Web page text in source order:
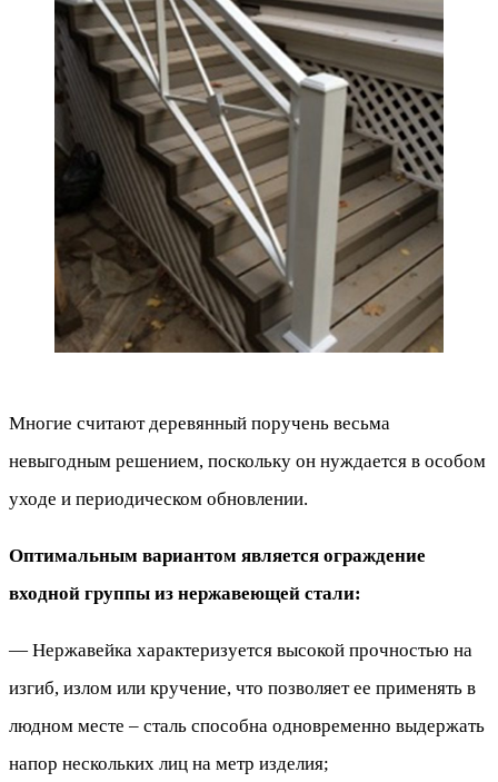
Многие считают деревянный поручень весьма
невыгодным решением, поскольку он нуждается в особом
уходе и периодическом обновлении.
Оптимальным вариантом является ограждение
входной группы из нержавеющей стали:
— Нержавейка характеризуется высокой прочностью на
изгиб, излом или кручение, что позволяет ее применять в
людном месте – сталь способна одновременно выдержать
напор нескольких лиц на метр изделия;